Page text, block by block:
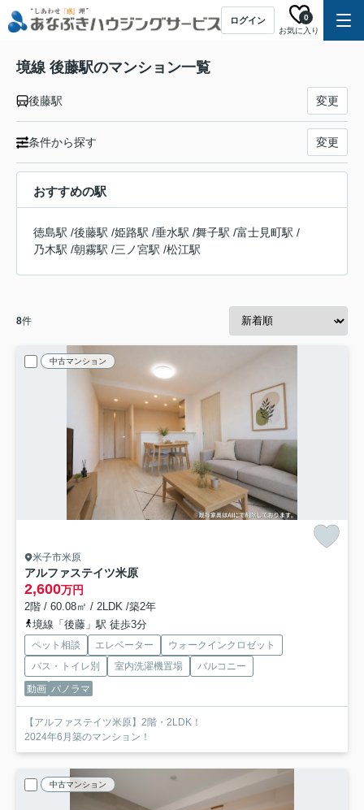
ログイン
お気に入り
0
境線 後藤駅のマンション一覧
後藤駅 変更
条件から探す 変更
おすすめの駅
徳島駅 /後藤駅 /姫路駅 /垂水駅 /舞子駅 /富士見町駅 /
乃木駅 /朝霧駅 /三ノ宮駅 /松江駅
8件
中古マンション
米子市米原
アルファステイツ米原
2,600万円
2階 / 60.08㎡ / 2LDK /築2年
境線「後藤」駅 徒歩3分
ペット相談 エレベーター
ウォークインクロゼット
バス・トイレ別
室内洗濯機置場
バルコニー
動画 パノラマ
【アルファステイツ米原】2階・2LDK！
2024年6月築のマンション！
中古マンション